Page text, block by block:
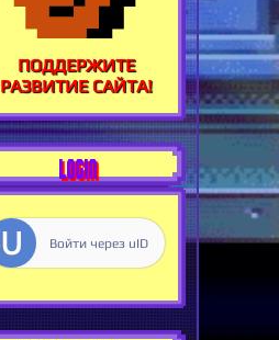
ПОДДЕРЖИТЕ
РАЗВИТИЕ САЙТА!
LOGIN
Войти через uID